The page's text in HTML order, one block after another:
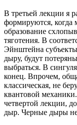
В третьей лекции я
формируются, когда
образование
тяготения. В
Эйнштейна
дыру, будут
выбраться. В
конец. Впрочем,
классическая, не
квантовой
четвертой лекции,
дыр. Черные дыры